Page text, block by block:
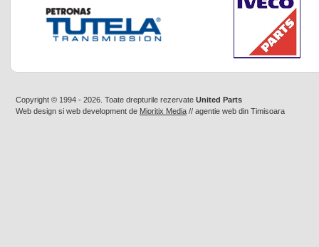
Copyright © 1994 - 2026. Toate drepturile rezervate United Parts
Web design si web development de Mioritix Media // agentie web din Timisoara